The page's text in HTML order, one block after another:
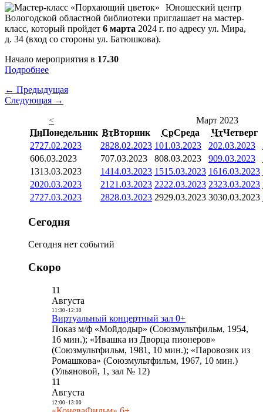
Юношеский центр
Вологодской областной библиотеки приглашает на мастер-
класс, который пройдет 6 марта 2024 г. по адресу ул. Мира,
д. 34 (вход со стороны ул. Батюшкова).
Начало мероприятия в 17.30
Подробнее
← Предыдущая
Следующая →
<
Март 2023
ПнПонедельник ВтВторник СрСреда ЧтЧетверг
2727.02.2023 2828.02.2023 101.03.2023 202.03.2023
606.03.2023 707.03.2023 808.03.2023 909.03.2023
1313.03.2023 1414.03.2023 1515.03.2023 1616.03.2023
2020.03.2023 21 21.03.2023 2222.03.2023 2323.03.2023
2727.03.2023 2828.03.2023 2929.03.2023 3030.03.2023
Сегодня
Сегодня нет событий
Скоро
11
Августа
11:30- 12:30
Виртуальный концертный зал 0+
Показ м/ф «Мойдодыр» (Союзмультфильм, 1954,
16 мин.); «Ивашка из Дворца пионеров»
(Союзмультфильм, 1981, 10 мин.); «Паровозик из
Ромашкова» (Союзмультфильм, 1967, 10 мин.)
(Ульяновой, 1, зал № 12)
11
Августа
12:00- 13:00